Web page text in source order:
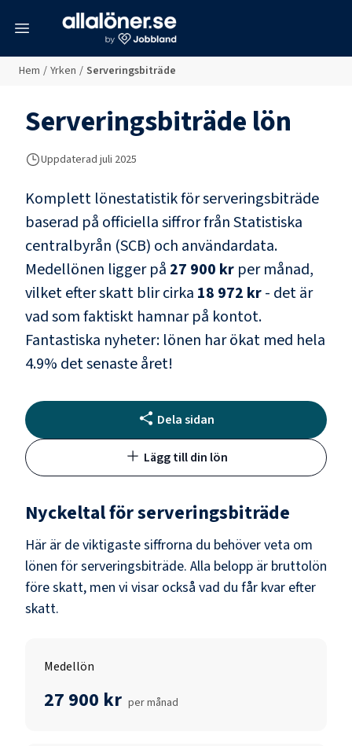
Hem / Yrken / Serveringsbiträde
Serveringsbiträdelön
Uppdaterad juli 2025
Komplett lönestatistik förserveringsbiträde
baserad på officiella siffror från Statistiska
centralbyrån (SCB) och användardata.
Medellönen ligger på 27 900 kr per månad,
vilket efter skatt blir cirka 18 972 kr- det är
vad som faktiskt hamnar på kontot.
Fantastiska nyheter: lönen har ökat med hela
4.9% det senaste året!
Dela sidan
Lägg till din lön
Nyckeltal förserveringsbiträde
Här är de viktigaste siffrorna du behöver veta om
lönen förserveringsbiträde. Alla belopp är bruttolön
före skatt, men vi visar också vad du får kvar efter
skatt.
Medellön
27 900 kr per månad